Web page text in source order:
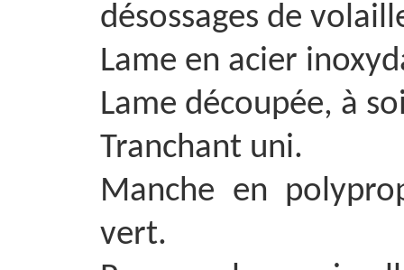
désossages de
Lame en acier
Lame découpée, à
Tranchant uni.
Manche en
vert.